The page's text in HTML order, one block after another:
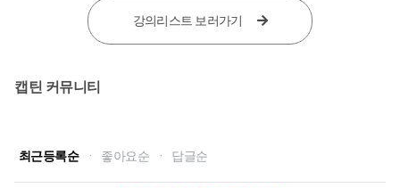
강의리스트 보러가기
캡틴 커뮤니티
최근등록순 · 좋아요순 · 답글순